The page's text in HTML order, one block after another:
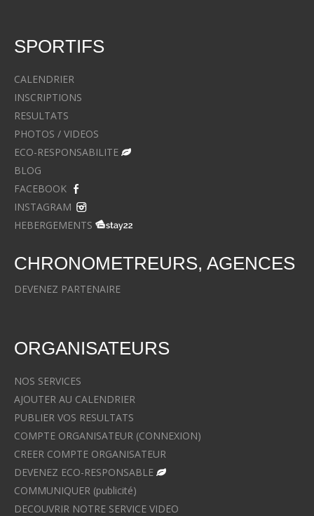
SPORTIFS
CALENDRIER
INSCRIPTIONS
RESULTATS
PHOTOS / VIDEOS
ECO-RESPONSABILITE
BLOG
FACEBOOK
INSTAGRAM
HEBERGEMENTS
CHRONOMETREURS, AGENCES
DEVENEZ PARTENAIRE
ORGANISATEURS
NOS SERVICES
AJOUTER AU CALENDRIER
PUBLIER VOS RESULTATS
COMPTE ORGANISATEUR (CONNEXION)
CREER COMPTE ORGANISATEUR
DEVENEZ ECO-RESPONSABLE
COMMUNIQUER (publicité)
DECOUVRIR NOTRE SERVICE VIDEO